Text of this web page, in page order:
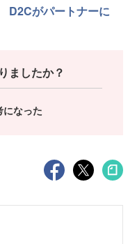
D2Cがパートナーに
ましたか？
になった